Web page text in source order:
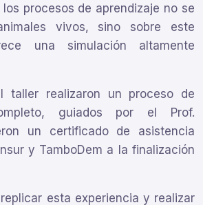
procesos de aprendizaje no se
vivos, sino sobre este
una simulación altamente
taller realizaron un proceso de
guiados por el Prof.
un certificado de asistencia
y TamboDem a la finalización
esta experiencia y realizar